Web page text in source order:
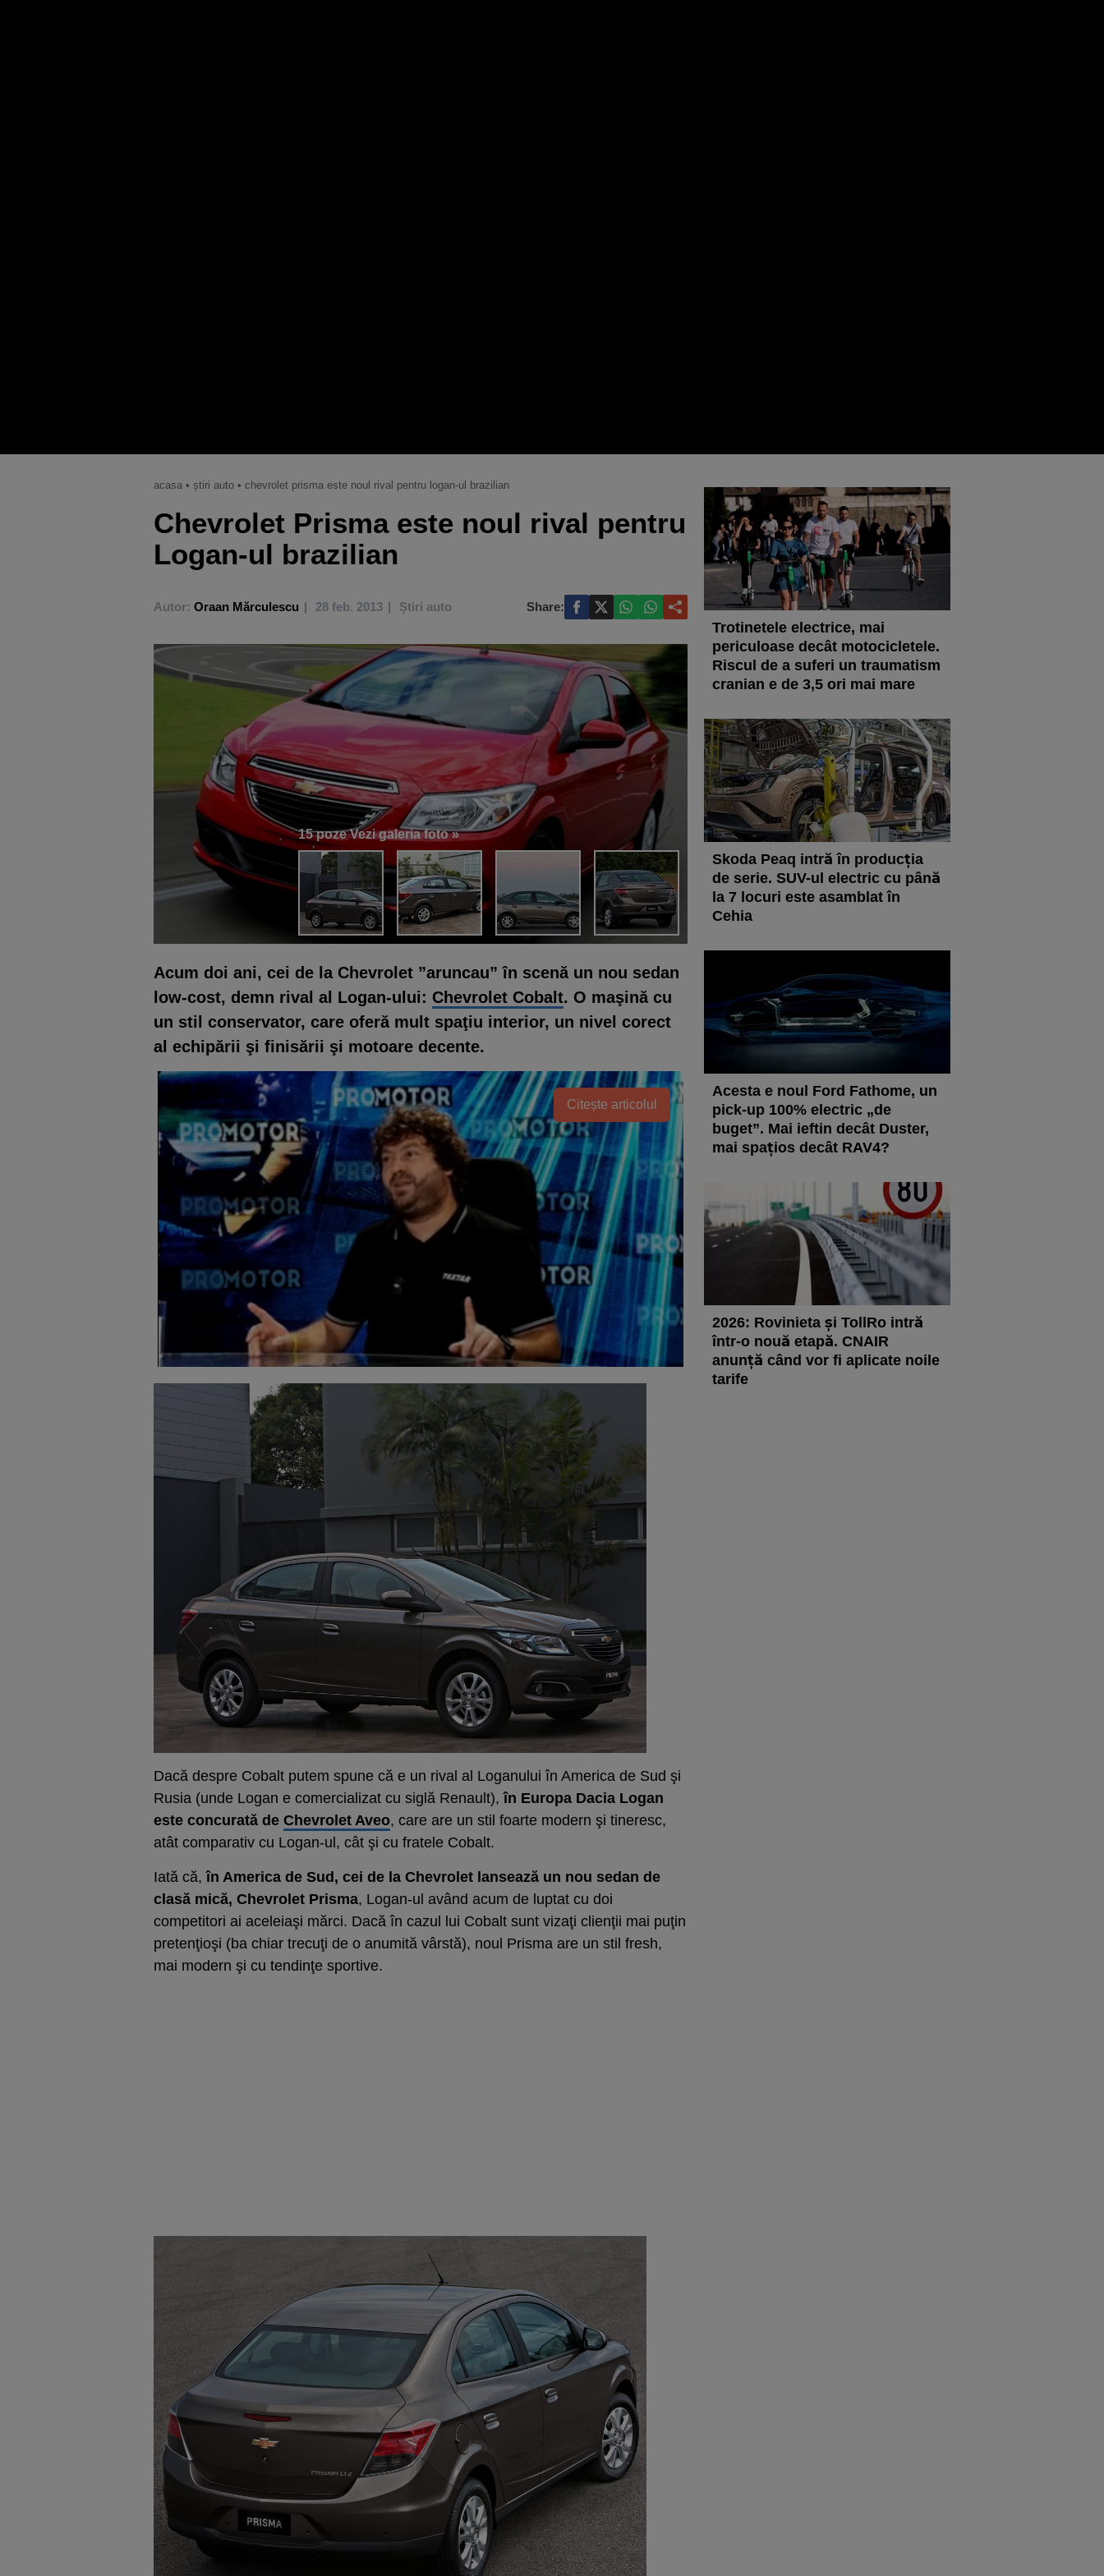
acasa • știri auto • chevrolet prisma este noul rival pentru logan-ul brazilian
Chevrolet Prisma este noul rival pentru
Logan-ul brazilian
Autor: Oraan Mărculescu 28 feb. 2013 Știri auto Share:
15 pozeVezi galeria foto »
Acum doi ani, cei de la Chevrolet ”aruncau” în scenă un nou sedan
low-cost, demn rival al Logan-ului: Chevrolet Cobalt. O maşină cu
un stil conservator, care oferă mult spaţiu interior, un nivel corect
al echipării şi finisării şi motoare decente.
Citește articolul
Dacă despre Cobalt putem spune că e un rival al Loganului în America de Sud şi
Rusia (unde Logan e comercializat cu siglă Renault), în Europa Dacia Logan
este concurată de Chevrolet Aveo, care are un stil foarte modern şi tineresc,
atât comparativ cu Logan-ul, cât şi cu fratele Cobalt.
Iată că,în America de Sud, cei de la Chevrolet lansează un nou sedan de
clasă mică, Chevrolet Prisma, Logan-ul având acum de luptat cu doi
competitori ai aceleiaşi mărci. Dacă în cazul lui Cobalt sunt vizaţi clienţii mai puţin
pretenţioşi (ba chiar trecuţi de o anumită vârstă), noul Prisma are un stil fresh,
mai modern şi cu tendinţe sportive.
Trotinetele electrice, mai
periculoase decât motocicletele.
Riscul de a suferi un traumatism
cranian e de 3,5 ori mai mare
Skoda Peaq intră în producția
de serie. SUV-ul electric cu până
la 7 locuri este asamblat în
Cehia
Acesta e noul Ford Fathome, un
pick-up 100% electric „de
buget”. Mai ieftin decât Duster,
mai spațios decât RAV4?
2026: Rovinieta și TollRo intră
într-o nouă etapă. CNAIR
anunță când vor fi aplicate noile
tarife